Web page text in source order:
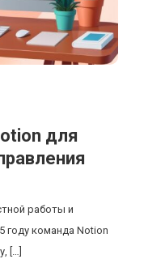
для
работы и
году команда Notion
[…]